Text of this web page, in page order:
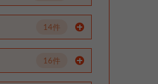
14件
16件